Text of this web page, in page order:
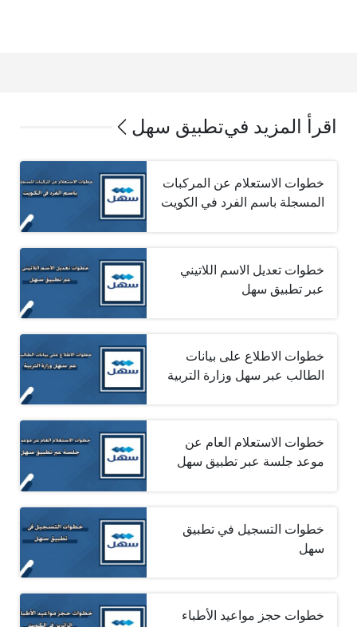
اقرأ المزيد فيتطبيق سهل
خطوات الاستعلام عن المركبات
المسجلة باسم الفرد في الكويت
خطوات تعديل الاسم اللاتيني
عبر تطبيق سهل
خطوات الاطلاع على بيانات
الطالب عبر سهل وزارة التربية
خطوات الاستعلام العام عن
موعد جلسة عبر تطبيق سهل
خطوات التسجيل في تطبيق
سهل
خطوات حجز مواعيد الأطباء